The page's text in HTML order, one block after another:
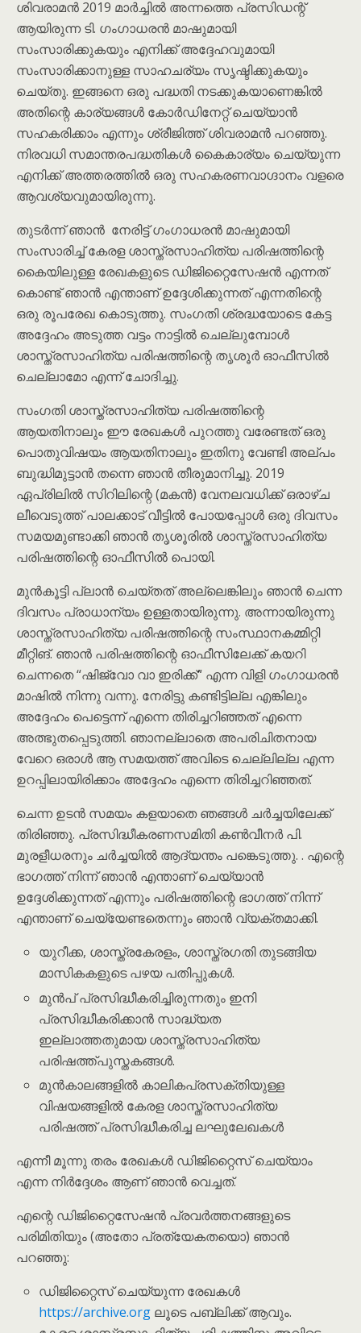
ശിവരാമൻ 2019 മാർച്ചിൽ അന്നത്തെ പ്രസിഡന്റ്
ആയിരുന്ന ടി. ഗംഗാധരൻ മാഷുമായി
സംസാരിക്കുകയും എനിക്ക് അദ്ദേഹവുമായി
സംസാരിക്കാനുള്ള സാഹചര്യം സൃഷ്ടിക്കുകയും
ചെയ്തു. ഇങ്ങനെ ഒരു പദ്ധതി നടക്കുകയാണെങ്കിൽ
അതിന്റെ കാര്യങ്ങൾ കോർഡിനേറ്റ് ചെയ്യാൻ
സഹകരിക്കാം എന്നും ശ്രീജിത്ത് ശിവരാമൻ പറഞ്ഞു.
നിരവധി സമാന്തരപദ്ധതികൾ കൈകാര്യം ചെയ്യുന്ന
എനിക്ക് അത്തരത്തിൽ ഒരു സഹകരണവാഗ്ദാനം വളരെ
ആവശ്യവുമായിരുന്നു.
തുടർന്ന് ഞാൻ നേരിട്ട് ഗംഗാധരൻ മാഷുമായി
സംസാരിച്ച് കേരള ശാസ്ത്രസാഹിത്യ പരിഷത്തിന്റെ
കൈയിലുള്ള രേഖകളുടെ ഡിജിറ്റൈസേഷൻ എന്നത്
കൊണ്ട് ഞാൻ എന്താണ് ഉദ്ദേശിക്കുന്നത് എന്നതിന്റെ
ഒരു രൂപരേഖ കൊടുത്തു. സംഗതി ശ്രദ്ധയോടെ കേട്ട
അദ്ദേഹം അടുത്ത വട്ടം നാട്ടിൽ ചെല്ലുമ്പോൾ
ശാസ്ത്രസാഹിത്യ പരിഷത്തിന്റെ തൃശൂർ ഓഫീസിൽ
ചെല്ലാമോ എന്ന് ചോദിച്ചു.
സംഗതി ശാസ്ത്രസാഹിത്യ പരിഷത്തിന്റെ
ആയതിനാലും ഈ രേഖകൾ പുറത്തു വരേണ്ടത് ഒരു
പൊതുവിഷയം ആയതിനാലും ഇതിനു വേണ്ടി അല്പം
ബുദ്ധിമുട്ടാൻ തന്നെ ഞാൻ തീരുമാനിച്ചു. 2019
ഏപ്രിലിൽ സിറിലിന്റെ (മകൻ) വേനലവധിക്ക് ഒരാഴ്ച
ലീവെടുത്ത് പാലക്കാട് വീട്ടിൽ പോയപ്പോൾ ഒരു ദിവസം
സമയമുണ്ടാക്കി ഞാൻ തൃശൂരിൽ ശാസ്ത്രസാഹിത്യ
പരിഷത്തിന്റെ ഓഫീസിൽ പൊയി.
മുൻകൂട്ടി പ്ലാൻ ചെയ്തത് അല്ലെങ്കിലും ഞാൻ ചെന്ന
ദിവസം പ്രാധാന്യം ഉള്ളതായിരുന്നു. അന്നായിരുന്നു
ശാസ്ത്രസാഹിത്യ പരിഷത്തിന്റെ സംസ്ഥാനകമ്മിറ്റി
മീറ്റിങ്. ഞാൻ പരിഷത്തിന്റെ ഓഫീസിലേക്ക് കയറി
ചെന്നതെ “ഷിജ്വോ വാ ഇരിക്ക്“ എന്ന വിളി ഗംഗാധരൻ
മാഷിൽ നിന്നു വന്നു. നേരിട്ടു കണ്ടിട്ടില്ല എങ്കിലും
അദ്ദേഹം പെട്ടെന്ന് എന്നെ തിരിച്ചറിഞ്ഞത് എന്നെ
അത്ഭുതപ്പെടുത്തി. ഞാനല്ലാതെ അപരിചിതനായ
വേറെ ഒരാൾ ആ സമയത്ത് അവിടെ ചെല്ലില്ല എന്ന
ഉറപ്പിലായിരിക്കാം അദ്ദേഹം എന്നെ തിരിച്ചറിഞ്ഞത്.
ചെന്ന ഉടൻ സമയം കളയാതെ ഞങ്ങൾ ചർച്ചയിലേക്ക്
തിരിഞ്ഞു. പ്രസിദ്ധീകരണസമിതി കൺവീനർ പി.
മുരളീധരനും ചർച്ചയിൽ ആദ്യന്തം പങ്കെടുത്തു. . എന്റെ
ഭാഗത്ത് നിന്ന് ഞാൻ എന്താണ് ചെയ്യാൻ
ഉദ്ദേശിക്കുന്നത് എന്നും പരിഷത്തിന്റെ ഭാഗത്ത് നിന്ന്
എന്താണ് ചെയ്യേണ്ടതെന്നും ഞാൻ വ്യക്തമാക്കി.
യുറീക്ക, ശാസ്ത്രകേരളം, ശാസ്ത്രഗതി തുടങ്ങിയ
മാസികകളുടെ പഴയ പതിപ്പുകൾ.
മുൻപ് പ്രസിദ്ധീകരിച്ചിരുന്നതും ഇനി
പ്രസിദ്ധീകരിക്കാൻ സാദ്ധ്യത
ഇല്ലാത്തതുമായ ശാസ്ത്രസാഹിത്യ
പരിഷത്ത്പുസ്തകങ്ങൾ.
മുൻകാലങ്ങളിൽ കാലികപ്രസക്തിയുള്ള
വിഷയങ്ങളിൽ കേരള ശാസ്ത്രസാഹിത്യ
പരിഷത്ത് പ്രസിദ്ധീകരിച്ച ലഘുലേഖകൾ
എന്നീ മൂന്നു തരം രേഖകൾ ഡിജിറ്റൈസ് ചെയ്യാം
എന്ന നിർദ്ദേശം ആണ് ഞാൻ വെച്ചത്.
എന്റെ ഡിജിറ്റൈസേഷൻ പ്രവർത്തനങ്ങളുടെ
പരിമിതിയും (അതോ പ്രത്യേകതയൊ) ഞാൻ
പറഞ്ഞു:
ഡിജിറ്റൈസ് ചെയ്യുന്ന രേഖകൾ
https://archive.org ലൂടെ പബ്ലിക്ക് ആവും.